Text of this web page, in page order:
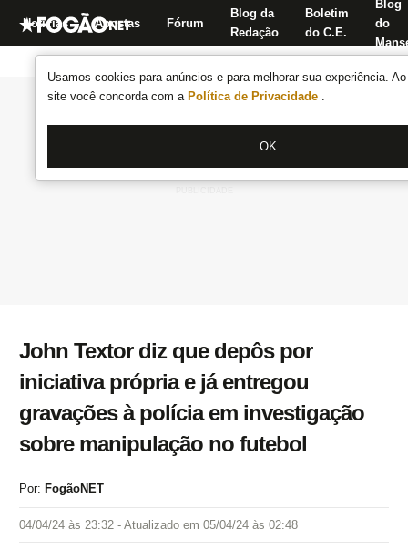
Usamos cookies para anúncios e para melhorar sua experiência.
site você concorda com a Política de Privacidade .
OK
Notícias Apostas Fórum
Blog da
Redação
Boletim
do C.E.
Blog
do
John Textor diz que depôs por
iniciativa própria e já entregou
gravações à polícia em investigação
sobre manipulação no futebol
Por: FogãoNET
04/04/24 às 23:32 - Atualizado em 05/04/24 às 02:48